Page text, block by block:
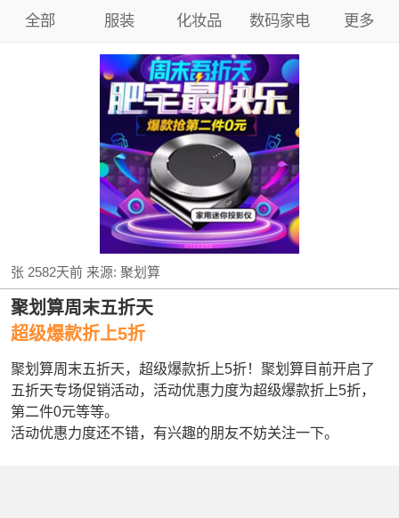
全部 服装 化妆品 数码家电 更多
张 2582天前来源:聚划算
聚划算周末五折天
超级爆款折上5折
聚划算周末五折天，超级爆款折上5折！聚划算目前开启了
五折天专场促销活动，活动优惠力度为超级爆款折上5折，
第二件0元等等。
活动优惠力度还不错，有兴趣的朋友不妨关注一下。